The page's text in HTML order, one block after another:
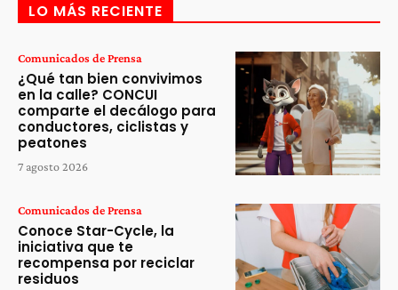
LO MÁS RECIENTE
Comunicados de Prensa
¿Qué tan bien convivimos
en la calle? CONCUI
comparte el decálogo para
conductores, ciclistas y
peatones
7 agosto 2026
Comunicados de Prensa
Conoce Star-Cycle, la
iniciativa que te
recompensa por reciclar
residuos